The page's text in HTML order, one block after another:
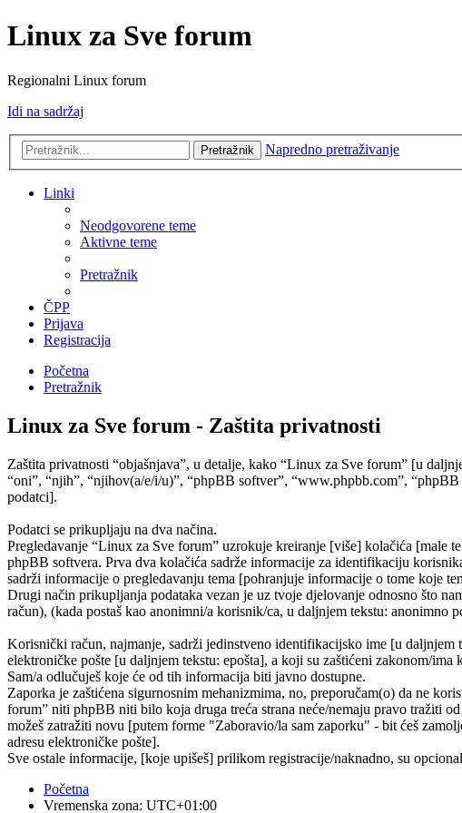
Linux za Sve forum
Regionalni Linux forum
Idi na sadržaj
Pretražnik Napredno pretraživanje
Linki
Neodgovorene teme
Aktivne teme
Pretražnik
ČPP
Prijava
Registracija
Početna
Pretražnik
Linux za Sve forum - Zaštita privatnosti
Zaštita privatnosti “objašnjava”, u detalje, kako “Linux za Sve forum” [u
“oni”, “njih”, “njihov(a/e/i/u)”, “phpBB softver”, “www.phpbb.com”,
podatci].
Podatci se prikupljaju na dva načina.
Pregledavanje “Linux za Sve forum” uzrokuje kreiranje [više] kolačića [male
phpBB softvera. Prva dva kolačića sadrže informacije za identifikaciju
sadrži informacije o pregledavanju tema [pohranjuje informacije o tome koje
Drugi način prikupljanja podataka vezan je uz tvoje djelovanje odnosno što
račun), (kada postaš kao anonimni/a korisnik/ca, u daljnjem tekstu: anonimno
Korisnički račun, najmanje, sadrži jedinstveno identifikacijsko ime [u
elektroničke pošte [u daljnjem tekstu: epošta], a koji su zaštićeni zakonom/
Sam/a odlučuješ koje će od tih informacija biti javno dostupne.
Zaporka je zaštićena sigurnosnim mehanizmima, no, preporučam(o) da ne
forum” niti phpBB niti bilo koja druga treća strana neće/nemaju pravo tražiti
možeš zatražiti novu [putem forme "Zaboravio/la sam zaporku" - bit ćeš
adresu elektroničke pošte].
Sve ostale informacije, [koje upišeš] prilikom registracije/naknadno, su
Početna
Vremenska zona: UTC+01:00